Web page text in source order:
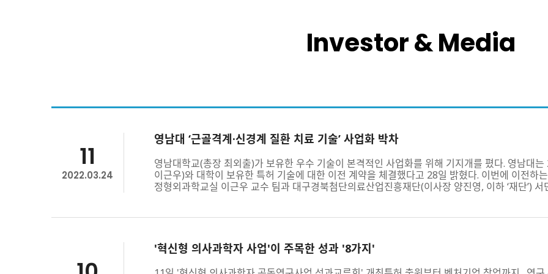
Investor & Media
11
2022.03.24
영남대 ‘근골격계·신경계 질환 치료 기술’ 사업화 박차
영남대학교(총장 최외출)가 보유한 우수 기술이 본격적인 사업화를 위해 기지개를 폈다. 영남대
이근우)와 대학이 보유한 특허 기술에 대한 이전 계약을 체결했다고 28일 밝혔다. 이번에 이전하
정형외과학교실 이근우 교수 팀과 대구경북첨단의료산업진흥재단(이사장 양진영, 이하 ‘재단’) 서
'혁신형 의사과학자 사업'이 주목한 성과 '8가지'